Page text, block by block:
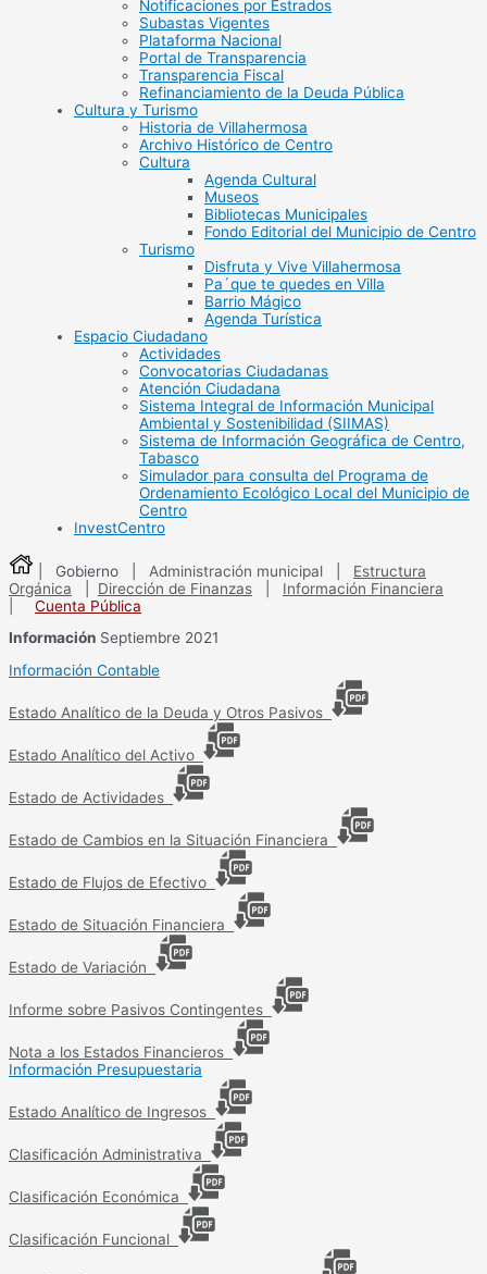
Notificaciones por Estrados
Subastas Vigentes
Plataforma Nacional
Portal de Transparencia
Transparencia Fiscal
Refinanciamiento de la Deuda Pública
Cultura y Turismo
Historia de Villahermosa
Archivo Histórico de Centro
Cultura
Agenda Cultural
Museos
Bibliotecas Municipales
Fondo Editorial del Municipio de Centro
Turismo
Disfruta y Vive Villahermosa
Pa´que te quedes en Villa
Barrio Mágico
Agenda Turística
Espacio Ciudadano
Actividades
Convocatorias Ciudadanas
Atención Ciudadana
Sistema Integral de Información Municipal
Ambiental y Sostenibilidad (SIIMAS)
Sistema de Información Geográfica de Centro,
Tabasco
Simulador para consulta del Programa de
Ordenamiento Ecológico Local del Municipio de
Centro
InvestCentro
| Gobierno | Administración municipal
Estructura
Orgánica
Dirección de Finanzas
Información Financiera
Cuenta Pública
Información Septiembre 2021
Información Contable
Estado Analítico de la Deuda y Otros Pasivos
Estado Analítico del Activo
Estado de Actividades
Estado de Cambios en la Situación Financiera
Estado de Flujos de Efectivo
Estado de Situación Financiera
Estado de Variación
Informe sobre Pasivos Contingentes
Nota a los Estados Financieros
Información Presupuestaria
Estado Analítico de Ingresos
Clasificación Administrativa
Clasificación Económica
Clasificación Funcional